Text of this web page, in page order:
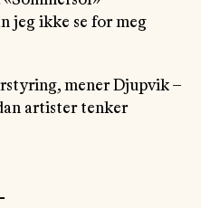
jeg ikke se for meg
mener Djupvik –
artister tenker